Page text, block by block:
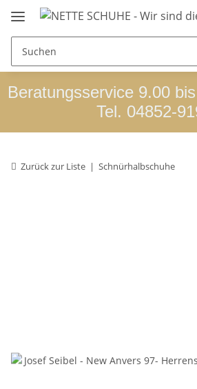
Beratungsservice 9.00
Tel. 04852-
Zurück zur Liste Schnürhalbschuhe